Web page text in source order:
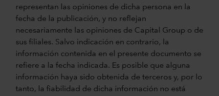
representan las opiniones de dicha persona en la
fecha de la publicación, y no reflejan
necesariamente las opiniones de Capital Group o de
sus filiales. Salvo indicación en contrario, la
información contenida en el presente documento se
refiere a la fecha indicada. Es posible que alguna
información haya sido obtenida de terceros y, por lo
tanto, la fiabilidad de dicha información no está